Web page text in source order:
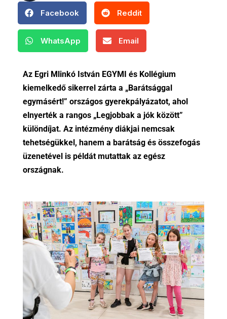
Facebook Reddit
WhatsApp Email
Az Egri Mlinkó István EGYMI és Kollégium
kiemelkedő sikerrel zárta a „Barátsággal
egymásért!” országos gyerekpályázatot, ahol
elnyerték a rangos „Legjobbak a jók között”
különdíjat. Az intézmény diákjai nemcsak
tehetségükkel, hanem a barátság és összefogás
üzenetével is példát mutattak az egész
országnak.